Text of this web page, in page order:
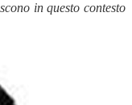
in questo contesto